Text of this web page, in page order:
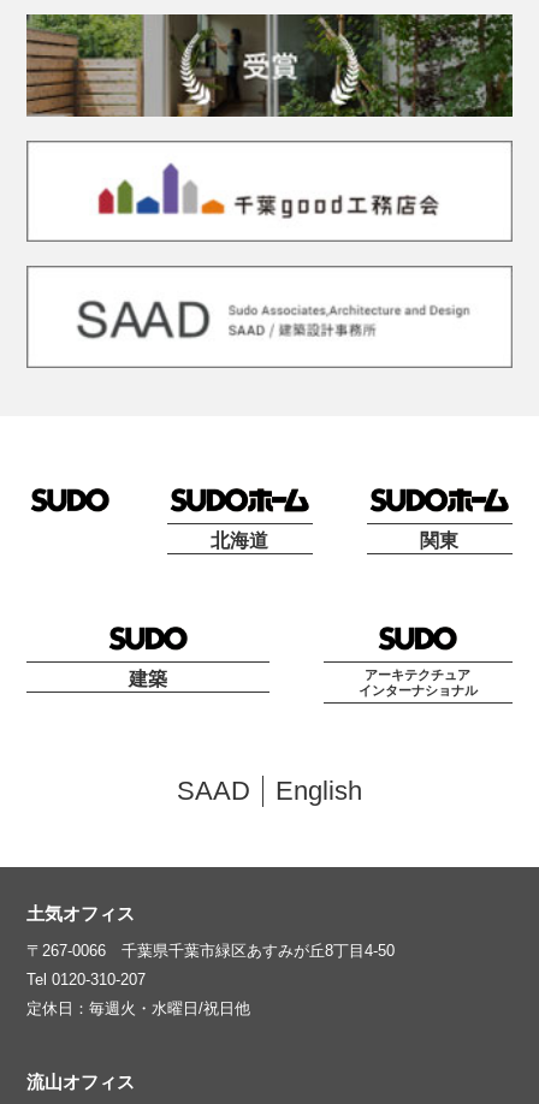
北海道 関東
建築
アーキテクチュア
インターナショナル
SAAD English
土気オフィス
〒267-0066 千葉県千葉市緑区あすみが丘8丁目4-50
Tel 0120-310-207
定休日：毎週火・水曜日/祝日他
流山オフィス